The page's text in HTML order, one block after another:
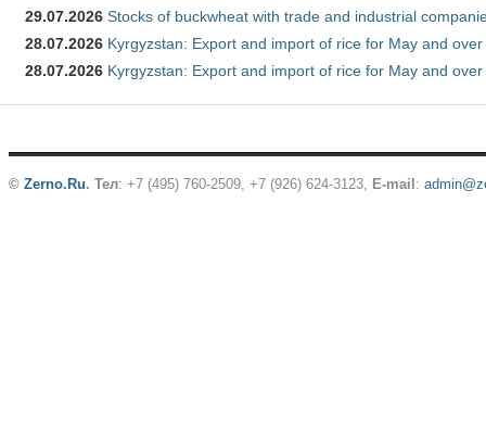
29.07.2026 Stocks of buckwheat with trade and industrial
28.07.2026 Kyrgyzstan: Export and import of rice for May and
28.07.2026 Kyrgyzstan: Export and import of rice for May and
© Zerno.Ru. Тел: +7 (495) 760-2509, +7 (926) 624-3123, E-mail :